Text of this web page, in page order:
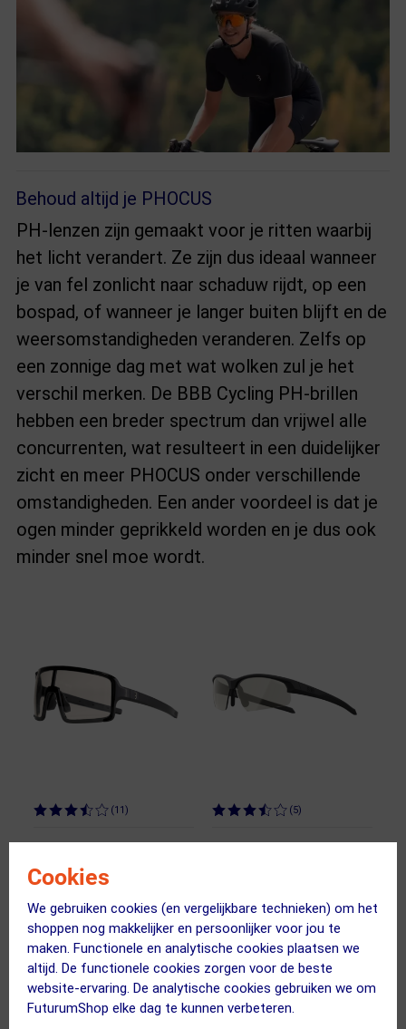
Cookies
We gebruiken cookies (en vergelijkbare technieken) om het
shoppen nog makkelijker en persoonlijker voor jou te
maken. Functionele en analytische cookies plaatsen we
altijd. De functionele cookies zorgen voor de beste
website-ervaring. De analytische cookies gebruiken we om
FuturumShop elke dag te kunnen verbeteren.
Behoud altijd je PHOCUS
PH-lenzen zijn gemaakt voor je ritten waarbij
het licht verandert. Ze zijn dus ideaal wanneer
je van fel zonlicht naar schaduw rijdt, op een
bospad, of wanneer je langer buiten blijft en de
weersomstandigheden veranderen. Zelfs op
een zonnige dag met wat wolken zul je het
verschil merken. De BBB Cycling PH-brillen
hebben een breder spectrum dan vrijwel alle
concurrenten, wat resulteert in een duidelijker
zicht en meer PHOCUS onder verschillende
omstandigheden. Een ander voordeel is dat je
ogen minder geprikkeld worden en je dus ook
minder snel moe wordt.
(11)
BSG-69PH Chester
Photochromische Lens
Glanzend Zwart
109.00 87.95
ja, op voorraad
(5)
Sportbril Mat Zwart
69.95 23.95
ja, op voorraad